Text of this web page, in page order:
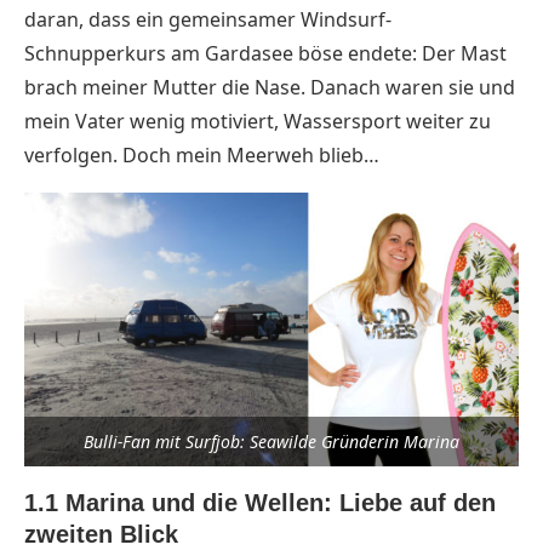
daran, dass ein gemeinsamer Windsurf-
Schnupperkurs am Gardasee böse endete: Der Mast
brach meiner Mutter die Nase. Danach waren sie und
mein Vater wenig motiviert, Wassersport weiter zu
verfolgen. Doch mein Meerweh blieb…
Bulli-Fan mit Surfjob: Seawilde Gründerin Marina
1.1 Marina und die Wellen: Liebe auf den
zweiten Blick